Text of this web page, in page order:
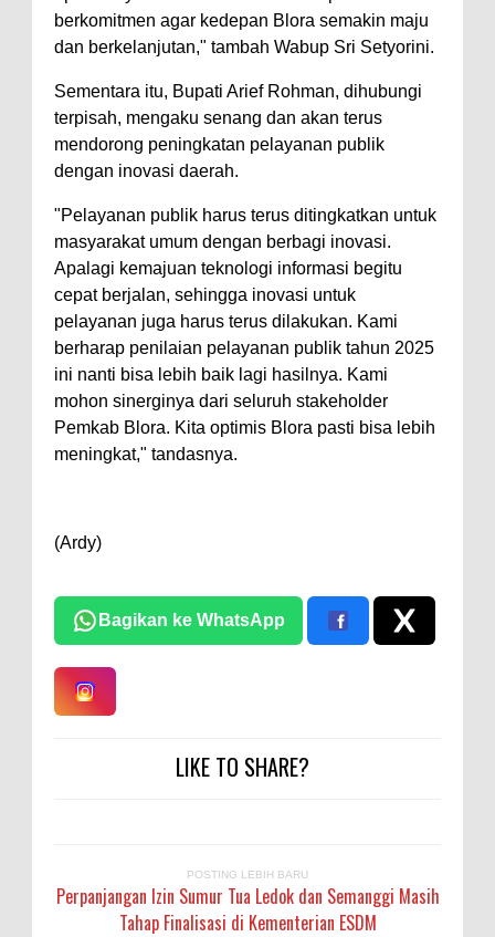
berkomitmen agar kedepan Blora semakin maju
dan berkelanjutan," tambah Wabup Sri Setyorini.
Sementara itu, Bupati Arief Rohman, dihubungi
terpisah, mengaku senang dan akan terus
mendorong peningkatan pelayanan publik
dengan inovasi daerah.
"Pelayanan publik harus terus ditingkatkan untuk
masyarakat umum dengan berbagi inovasi.
Apalagi kemajuan teknologi informasi begitu
cepat berjalan, sehingga inovasi untuk
pelayanan juga harus terus dilakukan. Kami
berharap penilaian pelayanan publik tahun 2025
ini nanti bisa lebih baik lagi hasilnya. Kami
mohon sinerginya dari seluruh stakeholder
Pemkab Blora. Kita optimis Blora pasti bisa lebih
meningkat," tandasnya.
(Ardy)
Bagikan ke WhatsApp
LIKE TO SHARE?
POSTING LEBIH BARU
Perpanjangan Izin Sumur Tua Ledok dan Semanggi Masih
Tahap Finalisasi di Kementerian ESDM